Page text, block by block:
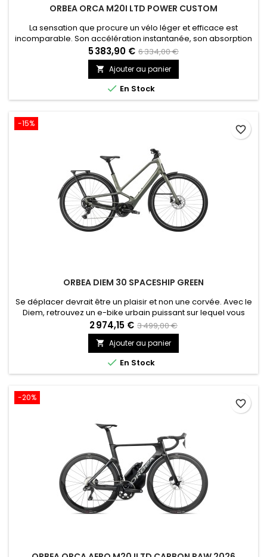
ORBEA ORCA M20I LTD POWER CUSTOM
La sensation que procure un vélo léger et efficace est
incomparable. Son accélération instantanée, son absorption
des vibrations et sa conduite réactive tiennent à son cadre
conçu dans le but de réduire le poids et de renforcer la
rigidité.
5 383,90 € 6 334,00 €
 Ajouter au panier
 En Stock
-15%
ORBEA DIEM 30 SPACESHIP GREEN
Se déplacer devrait être un plaisir et non une corvée. Avec le
Diem, retrouvez un e-bike urbain puissant sur lequel vous
pouvez compter, un allié de confiance qui apporte une
touche d’élégance à votre quotidien.
2 974,15 € 3 499,00 €
 Ajouter au panier
 En Stock
favorite_border
-20%
favorite_border